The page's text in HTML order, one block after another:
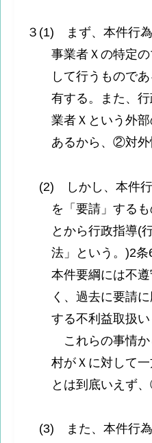
３(1) まず、本件行為
事業者Ｘの特定
して行うもので
有する。また、
業者Ｘという外
あるから、②対外
(2) しかし、本件行
を「要請」する
とから行政指導(
法」という。)2条
本件要綱には不
く、過去に要請
する不利益取扱い
これらの事情か
村がＸに対して
とは到底いえず
(3) また、本件行為